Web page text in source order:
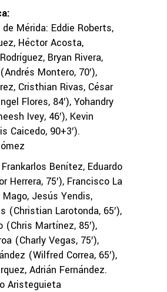
Mérida: Eddie Roberts,
Héctor Acosta,
Bryan Rivera,
Montero, 70′),
Cristhian Rivas, César
Flores, 84′), Yohandry
Ivey, 46′), Kevin
Caicedo, 90+3′).
Benítez, Eduardo
Herrera, 75′), Francisco La
Jesús Yendis,
(Christian Larotonda, 65′),
(Chris Martínez, 85′),
(Charly Vegas, 75′),
(Wilfred Correa, 65′),
Adrián Fernández.
Aristeguieta